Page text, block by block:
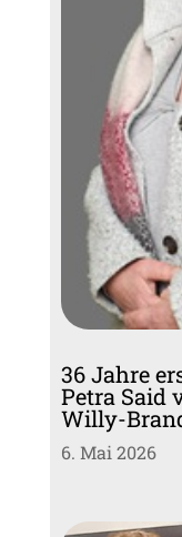
36 Jahre
Petra Said
Willy-
6. Mai 2026